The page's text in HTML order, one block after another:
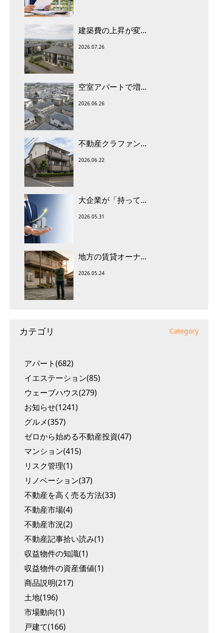
建築費の上昇が変...
2026.07.26
空室アパートで増...
2026.06.26
不動産クラファン...
2026.06.22
大企業が「持って...
2026.05.31
地方の賃貸オーナ...
2026.05.24
カテゴリ Category
アパート(682)
イエステーション(85)
ウェーブハウス(279)
お知らせ(1241)
グルメ(357)
ゼロから始める不動産投資(47)
マンション(415)
リスク管理(1)
リノベーション(37)
不動産を高く売る方法(33)
不動産市場(4)
不動産市況(2)
不動産記事拾い読み(1)
収益物件の知識(1)
収益物件の資産価値(1)
商品説明(217)
土地(196)
市場動向(1)
戸建て(166)